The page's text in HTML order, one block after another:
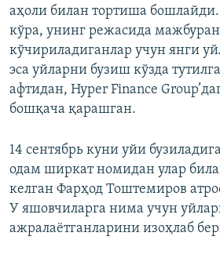
аҳоли билан тортиша
кўра, унинг режасида мажбуран
кўчириладиганлар учун янги
эса уйларни бузиш кўзда
афтидан, Hyper Finance
бошқача қарашган.
14 сентябрь куни уйи
одам ширкат номидан улар
келган Фарҳод Тоштемиров
У яшовчиларга нима учун
ажралаётганларини изоҳлаб